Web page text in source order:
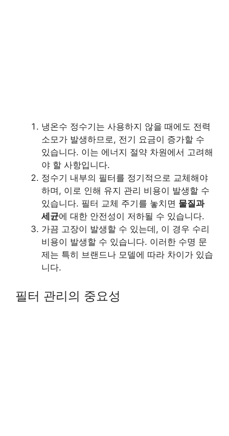
냉온수 정수기는 사용하지 않을 때에도 전력
소모가 발생하므로, 전기 요금이 증가할 수
있습니다. 이는 에너지 절약 차원에서 고려해
야 할 사항입니다.
정수기 내부의 필터를 정기적으로 교체해야
하며, 이로 인해 유지 관리 비용이 발생할 수
있습니다. 필터 교체 주기를 놓치면 물질과
세균에 대한 안전성이 저하될 수 있습니다.
가끔 고장이 발생할 수 있는데, 이 경우 수리
비용이 발생할 수 있습니다. 이러한 수명 문
제는 특히 브랜드나 모델에 따라 차이가 있습
니다.
필터 관리의 중요성